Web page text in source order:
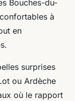
Bouches-du-
à
en
surprises
ou Ardèche
où le rapport